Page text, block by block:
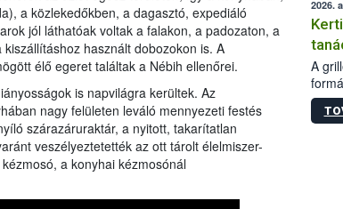
a közlekedőkben, a dagasztó, expediáló
jól láthatóak voltak a falakon, a padozaton, a
használt dobozokon is. A
élő egeret találtak a Nébih ellenőrei.
is napvilágra kerültek. Az
nagy felületen leváló mennyezeti festés
szárazáruraktár, a nyitott, takarítatlan
veszélyeztetették az ott tárolt élelmiszer-
a konyhai kézmosónál
2026.
A